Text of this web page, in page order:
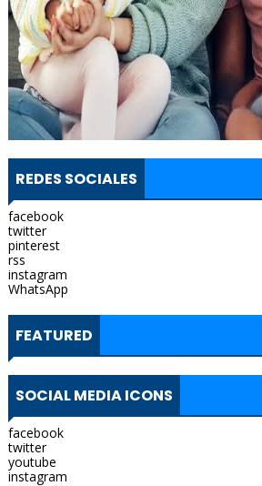
REDES SOCIALES
facebook
twitter
pinterest
rss
instagram
WhatsApp
FEATURED
SOCIAL MEDIA ICONS
facebook
twitter
youtube
instagram